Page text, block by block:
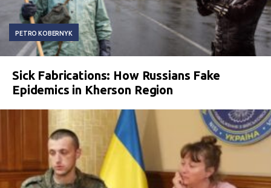
PETRO KOBERNYK
Sick Fabrications: How Russians Fake
Epidemics in Kherson Region